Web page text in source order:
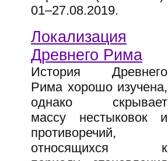
01–27.08.2019.
Локализация
Древнего Рима
История Древнего
Рима хорошо изучена,
однако скрывает
массу нестыковок и
противоречий,
относящихся к